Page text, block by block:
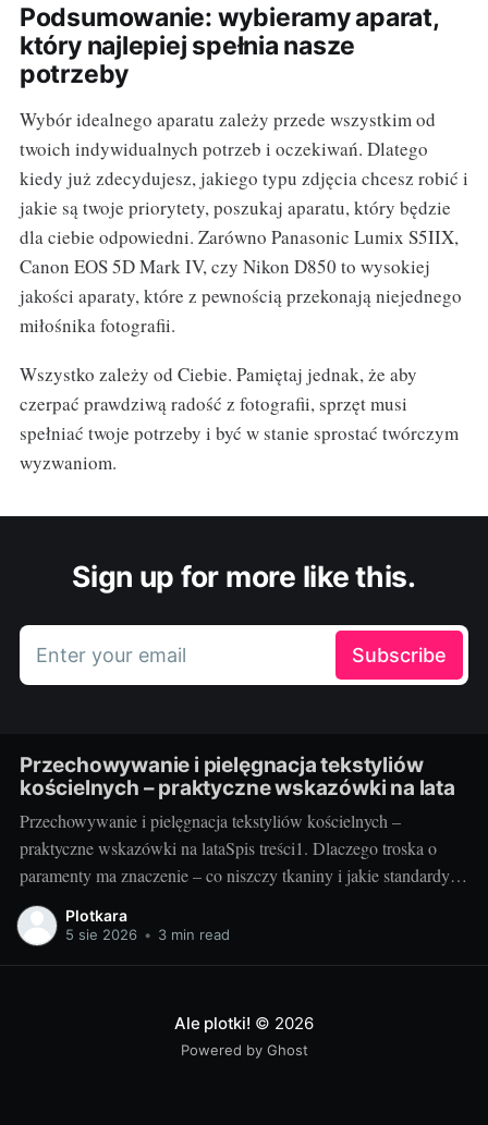
Podsumowanie: wybieramy aparat,
który najlepiej spełnia nasze
potrzeby
Wybór idealnego aparatu zależy przede wszystkim od
twoich indywidualnych potrzeb i oczekiwań. Dlatego
kiedy już zdecydujesz, jakiego typu zdjęcia chcesz robić i
jakie są twoje priorytety, poszukaj aparatu, który będzie
dla ciebie odpowiedni. Zarówno Panasonic Lumix S5IIX,
Canon EOS 5D Mark IV, czy Nikon D850 to wysokiej
jakości aparaty, które z pewnością przekonają niejednego
miłośnika fotografii.
Wszystko zależy od Ciebie. Pamiętaj jednak, że aby
czerpać prawdziwą radość z fotografii, sprzęt musi
spełniać twoje potrzeby i być w stanie sprostać twórczym
wyzwaniom.
Sign up for more like this.
Enter your email Subscribe
Przechowywanie i pielęgnacja tekstyliów
kościelnych – praktyczne wskazówki na lata
Przechowywanie i pielęgnacja tekstyliów kościelnych –
praktyczne wskazówki na lataSpis treści1. Dlaczego troska o
paramenty ma znaczenie – co niszczy tkaniny i jakie standardy
warto przyjąć2. Jak przechowywać i pielęgnować – praktyka
krok po kroku3. Szybki plan na lata – checklisty, nawyki i
Plotkara
5 sie 2026 • 3 min read
Ale plotki! © 2026
Powered by Ghost